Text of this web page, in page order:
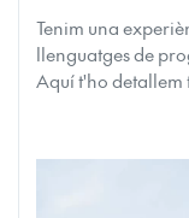
Tenim una
llenguatges de
Aquí t'ho detallem